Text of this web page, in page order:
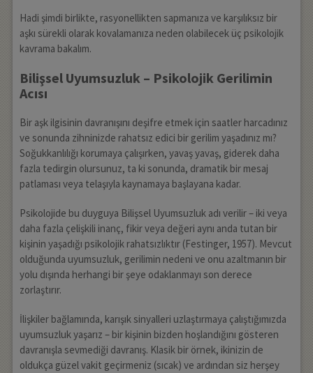
Hadi şimdi birlikte, rasyonellikten sapmanıza ve karşılıksız bir
aşkı sürekli olarak kovalamanıza neden olabilecek üç psikolojik
kavrama bakalım.
Bilişsel Uyumsuzluk – Psikolojik Gerilimin
Acısı
Bir aşk ilgisinin davranışını deşifre etmek için saatler harcadınız
ve sonunda zihninizde rahatsız edici bir gerilim yaşadınız mı?
Soğukkanlılığı korumaya çalışırken, yavaş yavaş, giderek daha
fazla tedirgin olursunuz, ta ki sonunda, dramatik bir mesaj
patlaması veya telaşıyla kaynamaya başlayana kadar.
Psikolojide bu duyguya Bilişsel Uyumsuzluk adı verilir – iki veya
daha fazla çelişkili inanç, fikir veya değeri aynı anda tutan bir
kişinin yaşadığı psikolojik rahatsızlıktır (Festinger, 1957). Mevcut
olduğunda uyumsuzluk, gerilimin nedeni ve onu azaltmanın bir
yolu dışında herhangi bir şeye odaklanmayı son derece
zorlaştırır.
İlişkiler bağlamında, karışık sinyalleri uzlaştırmaya çalıştığımızda
uyumsuzluk yaşarız – bir kişinin bizden hoşlandığını gösteren
davranışla sevmediği davranış. Klasik bir örnek, ikinizin de
oldukça güzel vakit geçirmeniz (sıcak) ve ardından siz herşey